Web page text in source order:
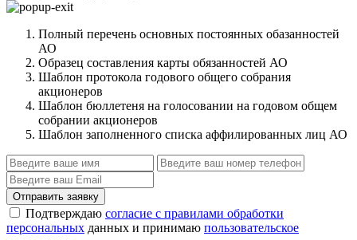
Полный перечень основных постоянных обазанностей
АО
Образец составления карты обязанностей АО
Шаблон протокола годового общего собрания
акционеров
Шаблон бюллетеня на голосовании на годовом общем
собрании акционеров
Шаблон заполненного списка аффилированных лиц АО
Отправить заявку
Подтверждаю согласие с правилами обработки
персональных данных и принимаю пользовательское